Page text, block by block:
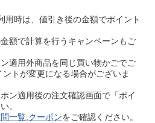
用時は、値引き後の金額でポイント
額で計算を行うキャンペーンもご
適用外商品を同じ買い物かごでご
トが変更になる場合がございま
ン適用後の注文確認画面で「ポイ
。
一覧:クーポンをご確認ください。